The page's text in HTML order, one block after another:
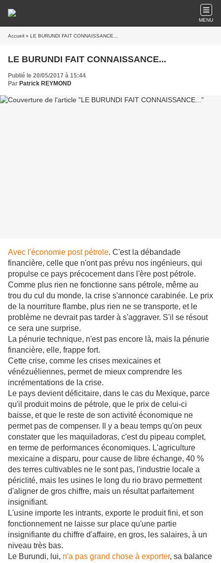
MENU
Accueil » LE BURUNDI FAIT CONNAISSANCE...
LE BURUNDI FAIT CONNAISSANCE...
Publié le 20/05/2017 à 15:44
Par Patrick REYMOND
Avec l'économie post pétrole. C'est la débandade
financière, celle que n'ont pas prévu nos ingénieurs, qui
propulse ce pays précocement dans l'ère post pétrole.
Comme plus rien ne fonctionne sans pétrole, même au
trou du cul du monde, la crise s'annonce carabinée. Le prix
de la nourriture flambe, plus rien ne se transporte, et le
problème ne devrait pas tarder à s'aggraver. S'il se résout
ce sera une surprise.
La pénurie technique, n'est pas encore là, mais la pénurie
financière, elle, frappe fort.
Cette crise, comme les crises mexicaines et
vénézuéliennes, permet de mieux comprendre les
incrémentations de la crise.
Le pays devient déficitaire, dans le cas du Mexique, parce
qu'il produit moins de pétrole, que le prix de celui-ci
baisse, et que le reste de son activité économique ne
permet pas de compenser. Il y a beau temps qu'on peux
constater que les maquiladoras, c'est du pipeau complet,
en terme de performances économiques. L'agriculture
mexicaine a disparu, pour cause de libre échange, 40 %
des terres cultivables ne le sont pas, l'industrie locale a
périclité, mais les usines le long du rio bravo permettent
d'aligner de gros chiffre, mais un résultat parfaitement
insignifiant.
L'usine importe les intrants, exporte le produit fini, et son
fonctionnement ne laisse sur place qu'une partie
insignifiante du chiffre d'affaire, en gros, les salaires, à un
niveau très bas.
Le Burundi, lui, n'a pas grand chose à exporter, sa balance